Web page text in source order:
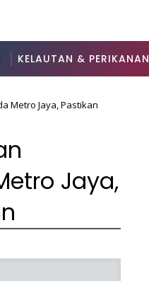
KELAUTAN & PERIKANAN
Metro Jaya, Pastikan
Jaya,